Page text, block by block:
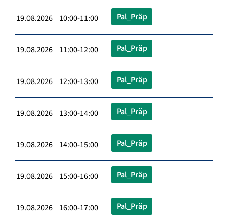
19.08.2026 10:00-11:00 Pal_Präp
19.08.2026 11:00-12:00 Pal_Präp
19.08.2026 12:00-13:00 Pal_Präp
19.08.2026 13:00-14:00 Pal_Präp
19.08.2026 14:00-15:00 Pal_Präp
19.08.2026 15:00-16:00 Pal_Präp
19.08.2026 16:00-17:00 Pal_Präp